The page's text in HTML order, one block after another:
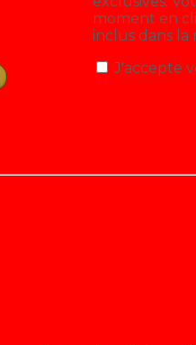
moment en
inclus dans la
J'accepte